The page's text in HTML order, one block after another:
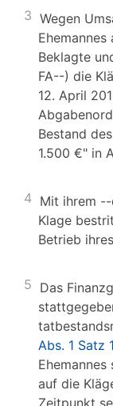
3 Wegen
Beklagte
FA--) die
12. April
Bestand
1.500 €" in
4 Mit ihrem
Klage
Betrieb
5 Das
Abs. 1 Satz
auf die
Zeitpunkt